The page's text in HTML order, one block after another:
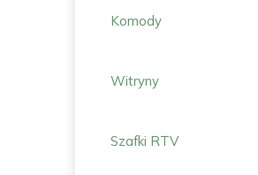
Komody
Witryny
Szafki RTV